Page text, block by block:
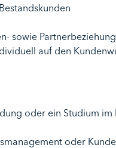
sowie
auf den
oder ein Studium
oder